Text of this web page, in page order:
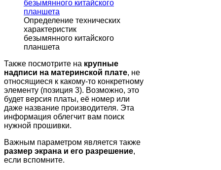
Определение технических
характеристик
безымянного китайского
планшета
Также посмотрите на крупные
надписи на материнской плате, не
относящиеся к какому-то конкретному
элементу (позиция 3). Возможно, это
будет версия платы, её номер или
даже название производителя. Эта
информация облегчит вам поиск
нужной прошивки.
Важным параметром является также
размер экрана и его разрешение,
если вспомните.